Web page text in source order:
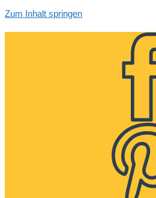
Zum Inhalt springen